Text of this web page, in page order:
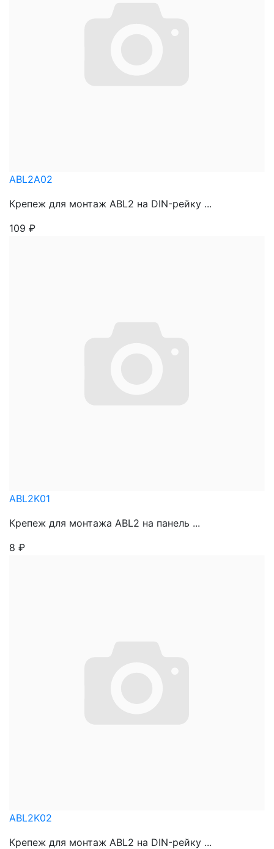
ABL2A02
Крепеж для монтаж ABL2 на DIN-рейку ...
109 ₽
ABL2K01
Крепеж для монтажа ABL2 на панель ...
8 ₽
ABL2K02
Крепеж для монтаж ABL2 на DIN-рейку ...